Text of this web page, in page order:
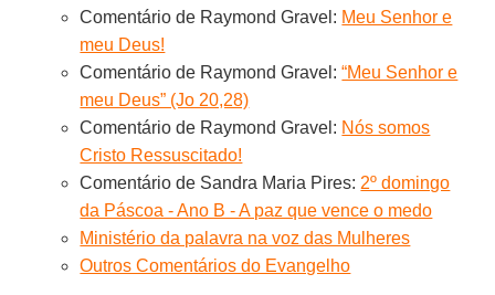
Comentário de Raymond Gravel: Meu Senhor e
meu Deus!
Comentário de Raymond Gravel:“Meu Senhor e
meu Deus” (Jo 20,28)
Comentário de Raymond Gravel: Nós somos
Cristo Ressuscitado!
Comentário de Sandra Maria Pires: 2º domingo
da Páscoa - Ano B - A paz que vence o medo
Ministério da palavra na voz das Mulheres
Outros Comentários do Evangelho